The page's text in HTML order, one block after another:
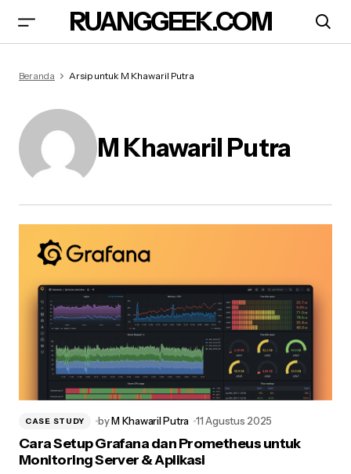
RUANGGEEK.COM
Beranda Arsip untuk M Khawaril Putra
M Khawaril Putra
CASE STUDY byM Khawaril Putra 11 Agustus 2025
Cara Setup Grafana dan Prometheus untuk
Monitoring Server & Aplikasi